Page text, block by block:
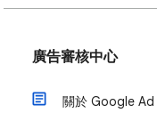
廣告審核中心
關於 Google